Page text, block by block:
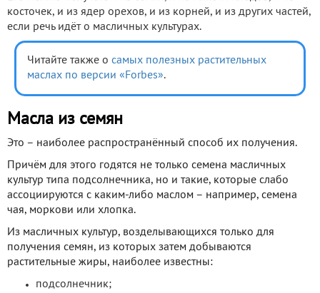
косточек, и из ядер орехов, и из корней, и из других частей,
если речь идёт о масличных культурах.
Читайте также о самых полезных растительных
маслах по версии «Forbes».
Масла из семян
Это – наиболее распространённый способ их получения.
Причём для этого годятся не только семена масличных
культур типа подсолнечника, но и такие, которые слабо
ассоциируются с каким-либо маслом – например, семена
чая, моркови или хлопка.
Из масличных культур, возделывающихся только для
получения семян, из которых затем добываются
растительные жиры, наиболее известны:
подсолнечник;